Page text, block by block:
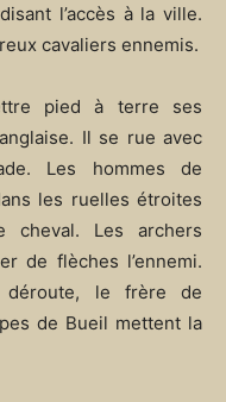
l’accès à la ville.
cavaliers ennemis.
pied à terre ses
Il se rue avec
Les hommes de
les ruelles étroites
cheval. Les archers
de flèches l’ennemi.
le frère de
de Bueil mettent la